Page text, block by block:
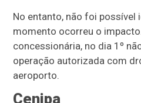
No entanto, não foi possível
momento ocorreu o
concessionária, no dia 1º
operação autorizada com
aeroporto.
Cenipa